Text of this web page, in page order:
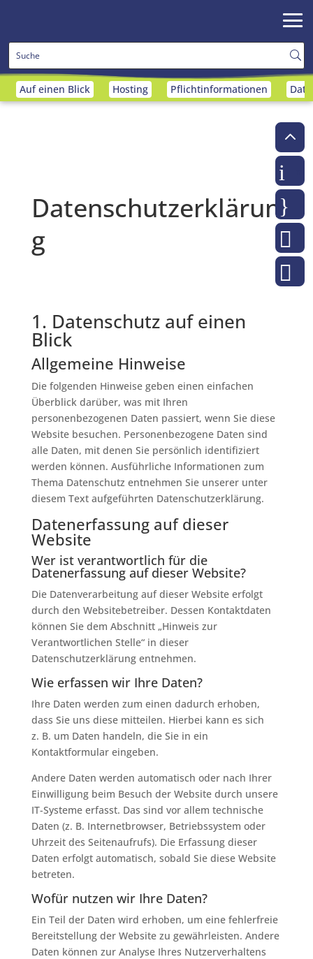
Auf einen Blick Hosting Pflichtinformationen
Datenschutzerklärun
g
1. Datenschutz auf einen
Blick
Allgemeine Hinweise
Die folgenden Hinweise geben einen einfachen
Überblick darüber, was mit Ihren
personenbezogenen Daten passiert, wenn Sie diese
Website besuchen. Personenbezogene Daten sind
alle Daten, mit denen Sie persönlich identifiziert
werden können. Ausführliche Informationen zum
Thema Datenschutz entnehmen Sie unserer unter
diesem Text aufgeführten Datenschutzerklärung.
Datenerfassung auf dieser
Website
Wer ist verantwortlich für die
Datenerfassung auf dieser Website?
Die Datenverarbeitung auf dieser Website erfolgt
durch den Websitebetreiber. Dessen Kontaktdaten
können Sie dem Abschnitt „Hinweis zur
Verantwortlichen Stelle“ in dieser
Datenschutzerklärung entnehmen.
Wie erfassen wir Ihre Daten?
Ihre Daten werden zum einen dadurch erhoben,
dass Sie uns diese mitteilen. Hierbei kann es sich
z. B. um Daten handeln, die Sie in ein
Kontaktformular eingeben.
Andere Daten werden automatisch oder nach Ihrer
Einwilligung beim Besuch der Website durch unsere
IT-Systeme erfasst. Das sind vor allem technische
Daten (z. B. Internetbrowser, Betriebssystem oder
Uhrzeit des Seitenaufrufs). Die Erfassung dieser
Daten erfolgt automatisch, sobald Sie diese Website
betreten.
Wofür nutzen wir Ihre Daten?
Ein Teil der Daten wird erhoben, um eine fehlerfreie
Bereitstellung der Website zu gewährleisten. Andere
Daten können zur Analyse Ihres Nutzerverhaltens
2
i
}

